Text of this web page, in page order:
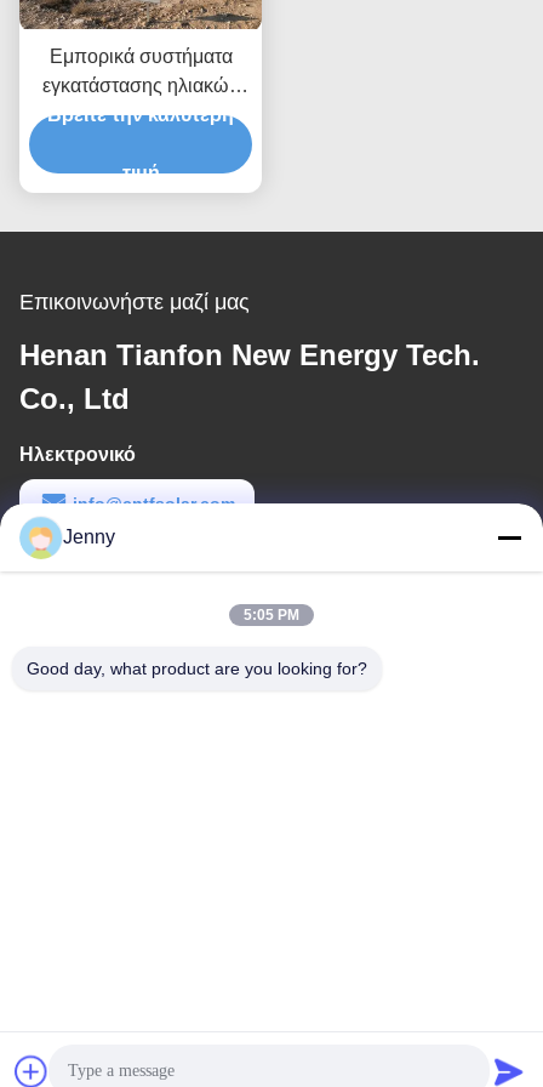
Εμπορικά συστήματα
εγκατάστασης ηλιακών
πάνελ στο έδαφος.
Βρείτε την καλύτερη
τιμή
Επικοινωνήστε μαζί μας
Henan Tianfon New Energy Tech.
Co., Ltd
Ηλεκτρονικό
info@cntfsolar.com
Εργασιακό χρόνο
Πολιτική απορρήτου
Jenny
5:05 PM
Good day, what product are you looking for?